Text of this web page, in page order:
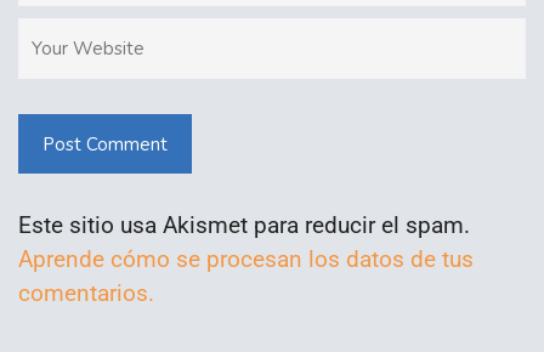
Post Comment
Este sitio usa Akismet para reducir el spam.
Aprende cómo se procesan los datos de tus
comentarios.